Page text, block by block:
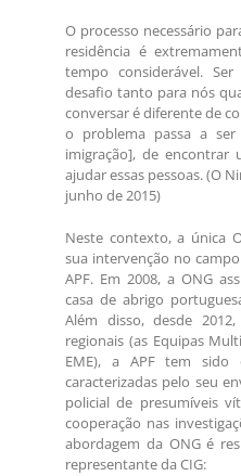
O processo necessário
residência é
tempo considerável.
desafio tanto para nós
conversar é diferente de
o problema passa a
imigração], de encontrar
ajudar essas pessoas. (O
junho de 2015)
Neste contexto, a única
sua intervenção no
APF. Em 2008, a ONG
casa de abrigo
Além disso, desde
regionais (as Equipas
EME), a APF tem
caracterizadas pelo seu
policial de presumíveis
cooperação nas
abordagem da ONG é
representante da CIG: